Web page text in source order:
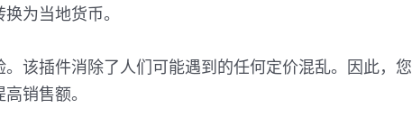
为当地货币。
该插件消除了人们可能遇到的任何定价混乱。因此，您
销售额。